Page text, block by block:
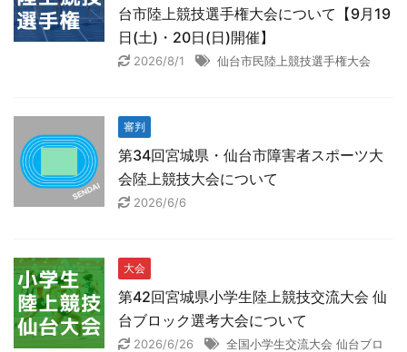
台市陸上競技選手権大会について【9月19
日(土)・20日(日)開催】
2026/8/1 仙台市民陸上競技選手権大会
審判
第34回宮城県・仙台市障害者スポーツ大
会陸上競技大会について
2026/6/6
大会
第42回宮城県小学生陸上競技交流大会 仙
台ブロック選考大会について
2026/6/26
全国小学生交流大会 仙台ブロ